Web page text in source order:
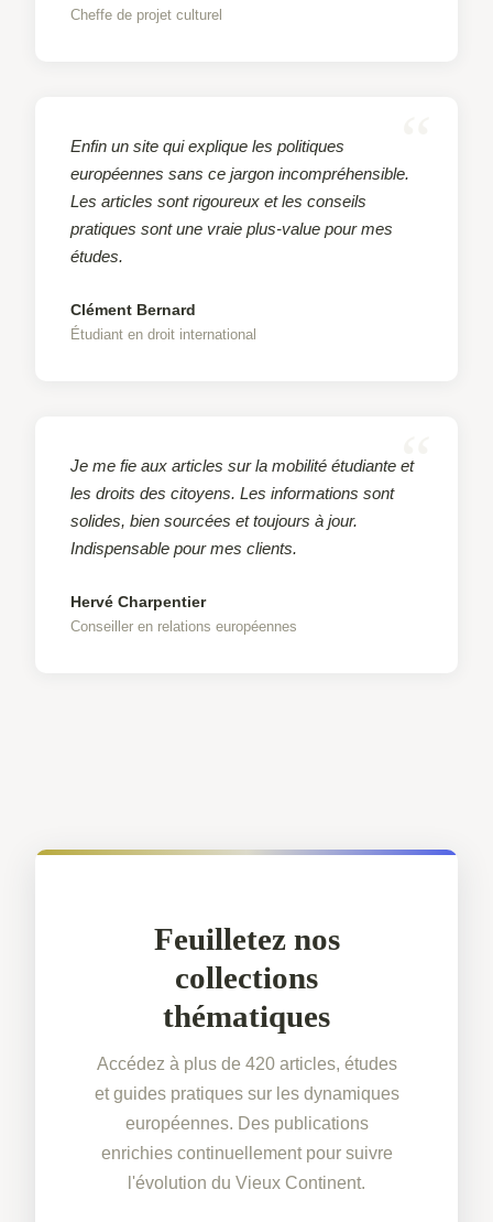
Cheffe de projet culturel
Enfin un site qui explique les politiques
européennes sans ce jargon incompréhensible.
Les articles sont rigoureux et les conseils
pratiques sont une vraie plus-value pour mes
études.
Clément Bernard
Étudiant en droit international
Je me fie aux articles sur la mobilité étudiante et
les droits des citoyens. Les informations sont
solides, bien sourcées et toujours à jour.
Indispensable pour mes clients.
Hervé Charpentier
Conseiller en relations européennes
Feuilletez nos
collections
thématiques
Accédez à plus de 420 articles, études
et guides pratiques sur les dynamiques
européennes. Des publications
enrichies continuellement pour suivre
l'évolution du Vieux Continent.